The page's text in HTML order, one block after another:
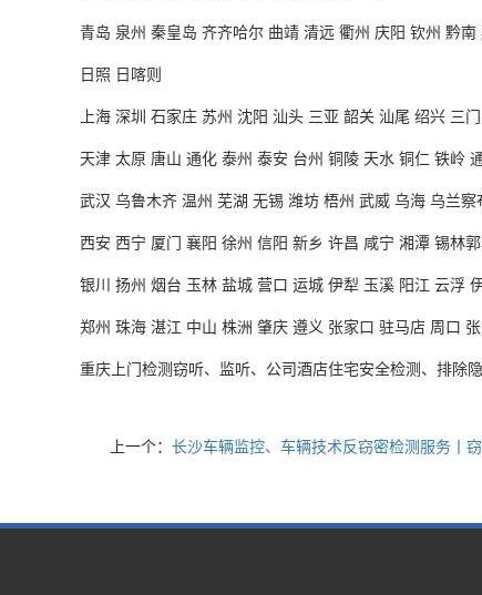
青岛 泉州 秦皇岛 齐齐哈尔 曲靖 清远 衢州 庆阳 钦州 黔
日照 日喀则
上海 深圳 石家庄 苏州 沈阳 汕头 三亚 韶关 汕尾 绍兴 三
天津 太原 唐山 通化 泰州 泰安 台州 铜陵 天水 铜仁 铁岭
武汉 乌鲁木齐 温州 芜湖 无锡 潍坊 梧州 武威 乌海 乌兰
西安 西宁 厦门 襄阳 徐州 信阳 新乡 许昌 咸宁 湘潭 锡林
银川 扬州 烟台 玉林 盐城 营口 运城 伊犁 玉溪 阳江 云浮
郑州 珠海 湛江 中山 株洲 肇庆 遵义 张家口 驻马店 周口
重庆上门检测窃听、监听、公司酒店住宅安全检测、排除
上一个： 长沙车辆监控、车辆技术反窃密检测服务丨